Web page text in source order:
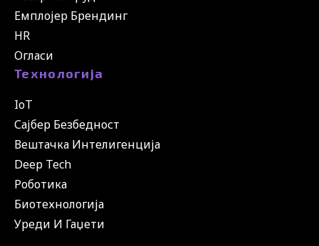
Емплојер Брендинг
HR
Огласи
Технологија
IoT
Сајбер Безбедност
Вештачка Интелигенција
Deep Tech
Роботика
Биотехнологија
Уреди И Гаџети